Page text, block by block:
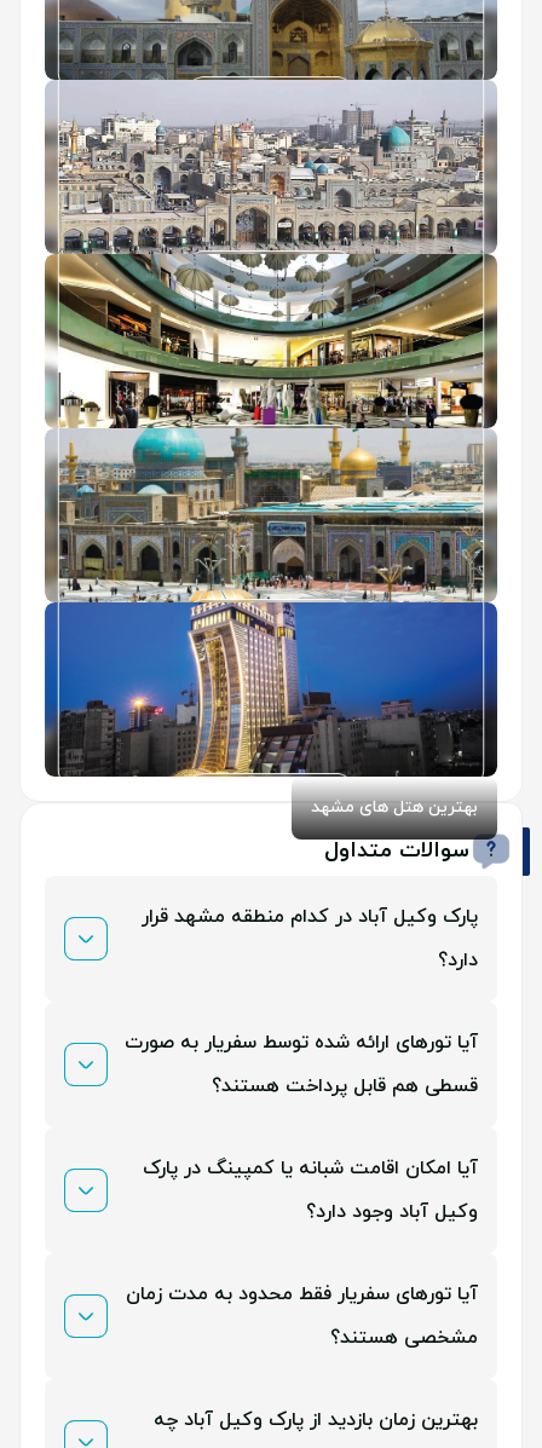
آب و هوای مشهد
جاهای دیدنی مشهد
مراکز خرید مشهد
بهترین هتل های مشهد
سوالات متداول
پارک وکیل آباد در کدام منطقه مشهد قرار
دارد؟
این پارک در غرب مشهد و در مسیر جاده طرقبه واقع شده
است و دسترسی به آن از طریق مترو، تاکسی و اتوبوس
آیا تورهای ارائه شده توسط سفریار به صورت
قسطی هم قابل پرداخت هستند؟
بله، سفریار برای رفاه حال مسافران، امکان پرداخت قسطی
۴ تا ۱۲ ماهه را تنها با یک فقره چک صیادی بنفش فراهم
آیا امکان اقامت شبانه یا کمپینگ در پارک
وکیل آباد وجود دارد؟
خیر، اقامت شبانه در پارک مجاز نیست، اما گردشگران می
توانند از صبح تا غروب از امکانات تفریحی و طبیعت آن
آیا تورهای سفریار فقط محدود به مدت زمان
مشخصی هستند؟
خیر، سفریار برای هر مدت زمانی که شما بخواهید، پکیج و
بهترین زمان بازدید از پارک وکیل آباد چه